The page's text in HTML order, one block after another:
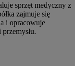
sprzęt medyczny z
zajmuje się
i opracowuje